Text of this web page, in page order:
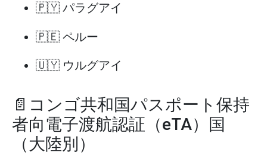
🇵🇾 パラグアイ
🇵🇪 ペルー
🇺🇾 ウルグアイ
📄コンゴ共和国パスポート保持
者向電子渡航認証（eTA）国
（大陸別）